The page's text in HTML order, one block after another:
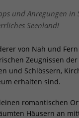
und Anregungen in
Seenland!
von Nah und
Zeugnissen der
und Schlössern,
erhalten sind.
romantischen
Häusern an